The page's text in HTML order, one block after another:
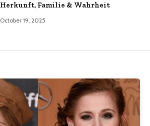
Herkunft, Familie & Wahrheit
October 19, 2025